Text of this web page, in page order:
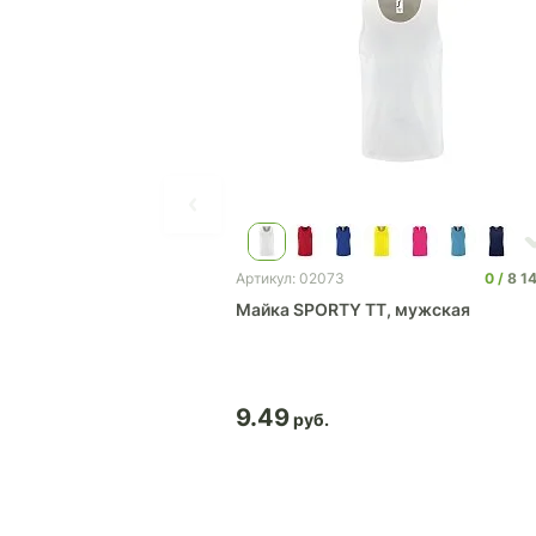
Артикул: 02073 0 8
Майка SPORTY TT, мужская
9.49